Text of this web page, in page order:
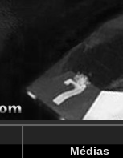
in /
in /
Médias